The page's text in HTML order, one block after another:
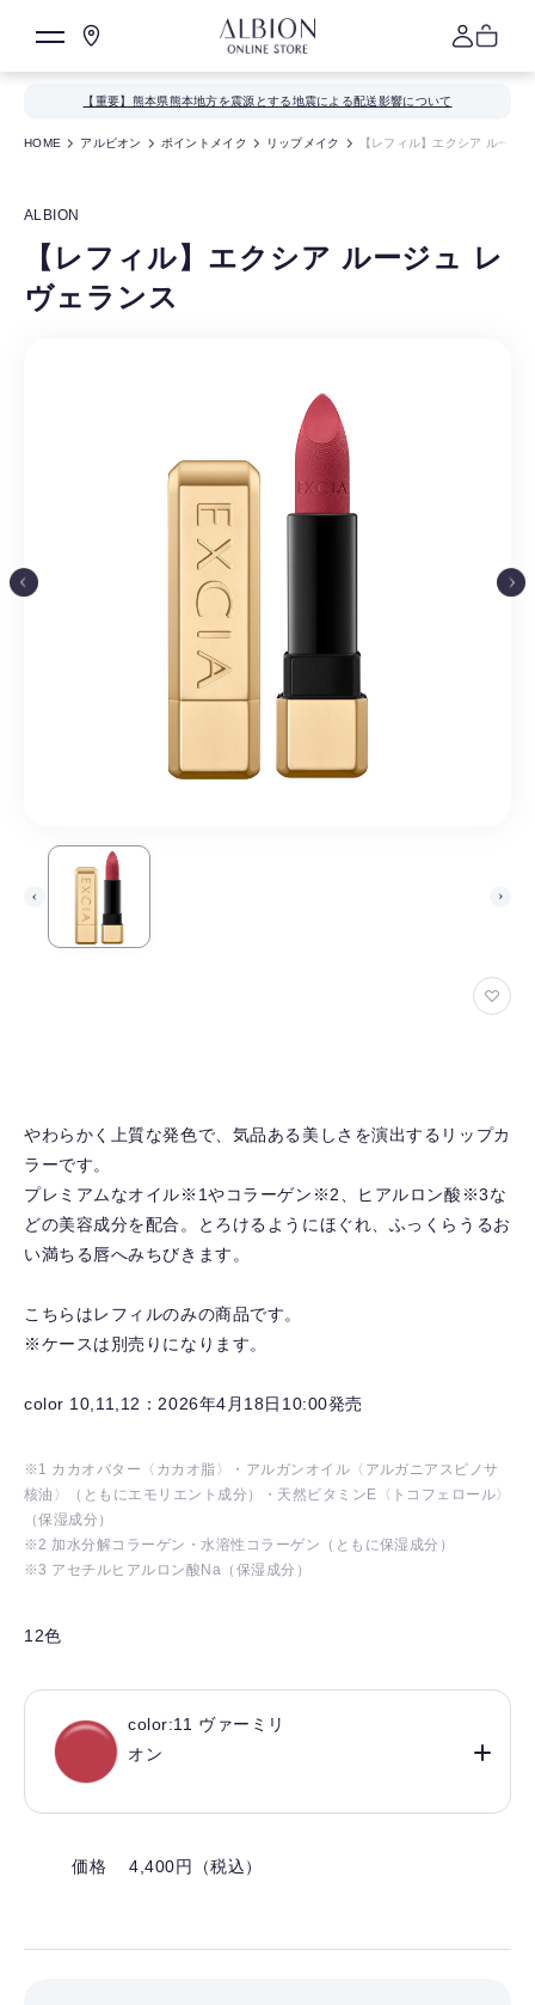
【重要】熊本県熊本地方を震源とする地震による配送影響について
HOME アルビオン ポイントメイク リップメイク 【レフィル】エクシア ルージ
ALBION
【レフィル】エクシア ルージュ レ
ヴェランス
お
を
除
す
やわらかく上質な発色で、気品ある美しさを演出するリップカ
ラーです。
プレミアムなオイル※1やコラーゲン※2、ヒアルロン酸※3な
どの美容成分を配合。とろけるようにほぐれ、ふっくらうるお
い満ちる唇へみちびきます。
こちらはレフィルのみの商品です。
※ケースは別売りになります。
color 10,11,12：2026年4月18日10:00発売
※1 カカオバター〈カカオ脂〉・アルガンオイル〈アルガニアスピノサ
核油〉（ともにエモリエント成分）・天然ビタミンE〈トコフェロール〉
（保湿成分）
※2 加水分解コラーゲン・水溶性コラーゲン（ともに保湿成分）
※3 アセチルヒアルロン酸Na（保湿成分）
12色
color:11 ヴァーミリ
オン
価格 4,400円（税込）